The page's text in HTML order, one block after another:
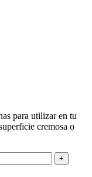
para utilizar en tu
cremosa o